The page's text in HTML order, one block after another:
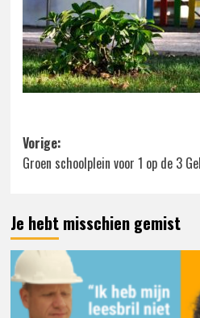
Bericht
navigatie
Vorige:
Groen schoolplein voor 1 op de 3
Je hebt misschien gemist